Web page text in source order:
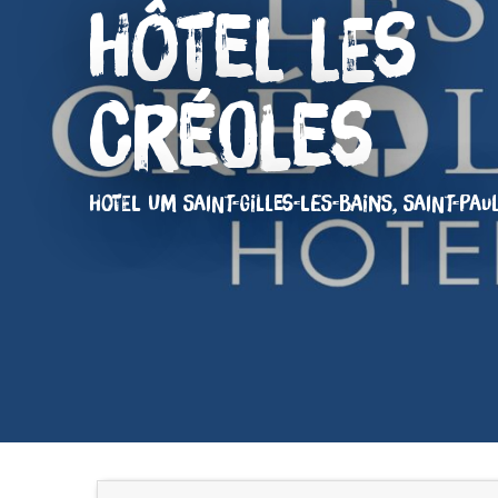
Hôtel Les
Créoles
HOTEL UM SAINT-GILLES-LES-BAINS, SAINT-